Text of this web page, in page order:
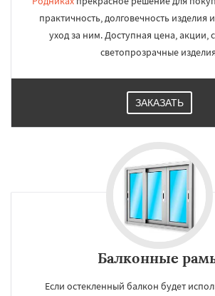
практичность, долговечность
уход за ним. Доступная цена, акции,
светопрозрачные
ЗАКАЗАТЬ
Балконные
Если остекленный балкон будет